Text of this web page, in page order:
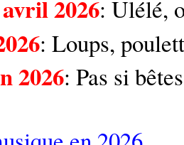
2026: Ulélé,
: Loups,
2026: Pas si